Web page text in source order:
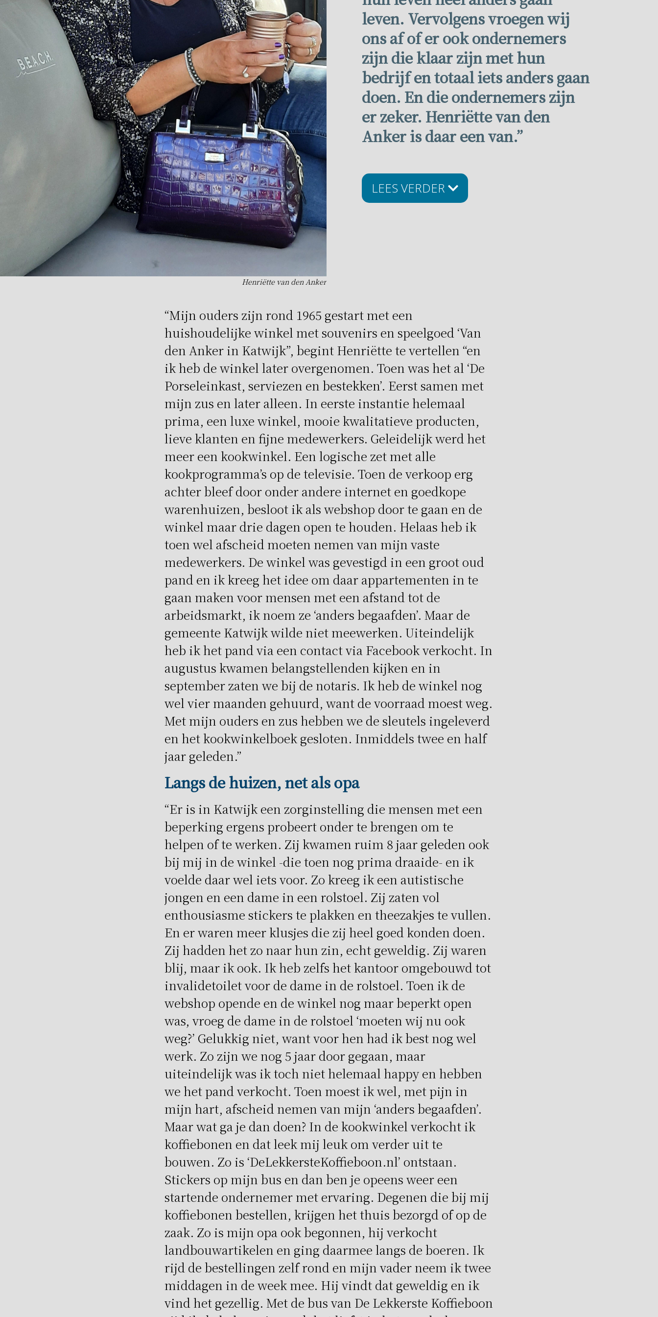
Henriëtte van den Anker
leven. Vervolgens vroegen wij
ons af of er ook ondernemers
zijn die klaar zijn met hun
bedrijf en totaal iets anders gaan
doen. En die ondernemers zijn
er zeker. Henriëtte van den
Anker is daar een van.”
LEES VERDER
“Mijn ouders zijn rond 1965 gestart met een
huishoudelijke winkel met souvenirs en speelgoed ‘Van
den Anker in Katwijk”, begint Henriëtte te vertellen “en
ik heb de winkel later overgenomen. Toen was het al ‘De
Porseleinkast, serviezen en bestekken’. Eerst samen met
mijn zus en later alleen. In eerste instantie helemaal
prima, een luxe winkel, mooie kwalitatieve producten,
lieve klanten en fijne medewerkers. Geleidelijk werd het
meer een kookwinkel. Een logische zet met alle
kookprogramma’s op de televisie. Toen de verkoop erg
achter bleef door onder andere internet en goedkope
warenhuizen, besloot ik als webshop door te gaan en de
winkel maar drie dagen open te houden. Helaas heb ik
toen wel afscheid moeten nemen van mijn vaste
medewerkers. De winkel was gevestigd in een groot oud
pand en ik kreeg het idee om daar appartementen in te
gaan maken voor mensen met een afstand tot de
arbeidsmarkt, ik noem ze ‘anders begaafden’. Maar de
gemeente Katwijk wilde niet meewerken. Uiteindelijk
heb ik het pand via een contact via Facebook verkocht. In
augustus kwamen belangstellenden kijken en in
september zaten we bij de notaris. Ik heb de winkel nog
wel vier maanden gehuurd, want de voorraad moest weg.
Met mijn ouders en zus hebben we de sleutels ingeleverd
en het kookwinkelboek gesloten. Inmiddels twee en half
jaar geleden.”
Langs de huizen, net als opa
“Er is in Katwijk een zorginstelling die mensen met een
beperking ergens probeert onder te brengen om te
helpen of te werken. Zij kwamen ruim 8 jaar geleden ook
bij mij in de winkel -die toen nog prima draaide- en ik
voelde daar wel iets voor. Zo kreeg ik een autistische
jongen en een dame in een rolstoel. Zij zaten vol
enthousiasme stickers te plakken en theezakjes te vullen.
En er waren meer klusjes die zij heel goed konden doen.
Zij hadden het zo naar hun zin, echt geweldig. Zij waren
blij, maar ik ook. Ik heb zelfs het kantoor omgebouwd tot
invalidetoilet voor de dame in de rolstoel. Toen ik de
webshop opende en de winkel nog maar beperkt open
was, vroeg de dame in de rolstoel ‘moeten wij nu ook
weg?’ Gelukkig niet, want voor hen had ik best nog wel
werk. Zo zijn we nog 5 jaar door gegaan, maar
uiteindelijk was ik toch niet helemaal happy en hebben
we het pand verkocht. Toen moest ik wel, met pijn in
mijn hart, afscheid nemen van mijn ‘anders begaafden’.
Maar wat ga je dan doen? In de kookwinkel verkocht ik
koffiebonen en dat leek mij leuk om verder uit te
bouwen. Zo is ‘DeLekkersteKoffieboon.nl’ ontstaan.
Stickers op mijn bus en dan ben je opeens weer een
startende ondernemer met ervaring. Degenen die bij mij
koffiebonen bestellen, krijgen het thuis bezorgd of op de
zaak. Zo is mijn opa ook begonnen, hij verkocht
landbouwartikelen en ging daarmee langs de boeren. Ik
rijd de bestellingen zelf rond en mijn vader neem ik twee
middagen in de week mee. Hij vindt dat geweldig en ik
vind het gezellig. Met de bus van De Lekkerste Koffieboon